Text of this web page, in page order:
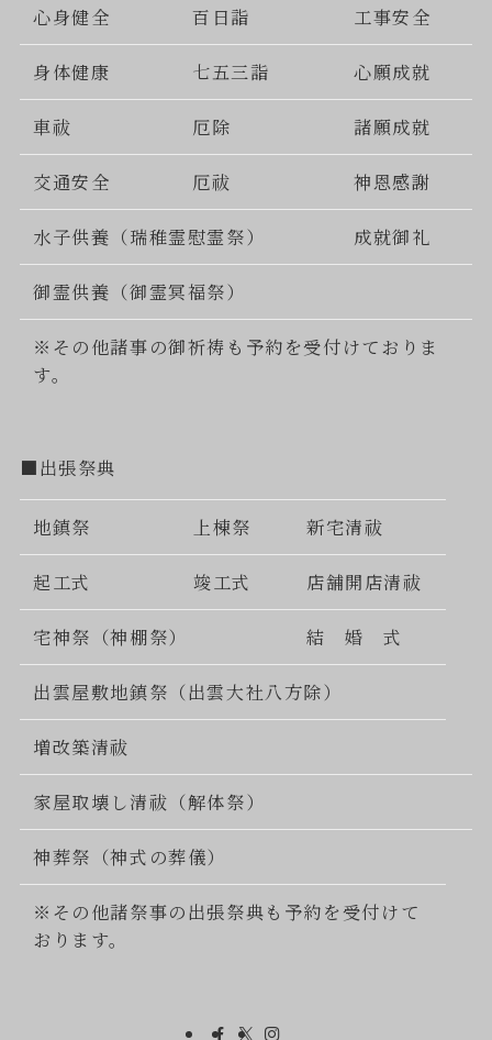
心身健全 百日詣 工事安全
身体健康 七五三詣 心願成就
車祓 厄除 諸願成就
交通安全 厄祓 神恩感謝
水子供養（瑞稚霊慰霊祭） 成就御礼
御霊供養（御霊冥福祭）
※その他諸事の御祈祷も予約を受付けておりま
す。
■出張祭典
地鎮祭 上棟祭 新宅清祓
起工式 竣工式 店舗開店清祓
宅神祭（神棚祭） 結 婚 式
出雲屋敷地鎮祭（出雲大社八方除）
増改築清祓
家屋取壊し清祓（解体祭）
神葬祭（神式の葬儀）
※その他諸祭事の出張祭典も予約を受付けて
おります。